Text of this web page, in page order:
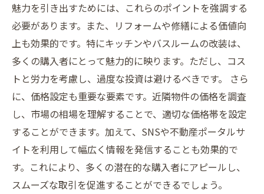
魅力を引き出すためには、これらのポイントを強調する
必要があります。また、リフォームや修繕による価値向
上も効果的です。特にキッチンやバスルームの改装は、
多くの購入者にとって魅力的に映ります。ただし、コス
トと労力を考慮し、過度な投資は避けるべきです。 さら
に、価格設定も重要な要素です。近隣物件の価格を調査
し、市場の相場を理解することで、適切な価格帯を設定
することができます。加えて、SNSや不動産ポータルサ
イトを利用して幅広く情報を発信することも効果的で
す。これにより、多くの潜在的な購入者にアピールし、
スムーズな取引を促進することができるでしょう。